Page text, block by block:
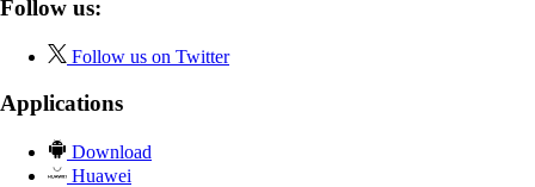
Follow us:
Follow us on Twitter
Applications
Download
Huawei